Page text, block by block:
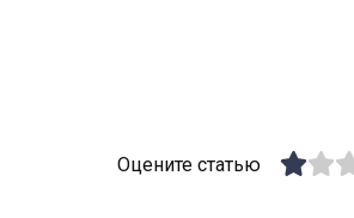
Оцените статью